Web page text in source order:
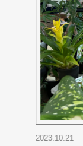
2022.09.01